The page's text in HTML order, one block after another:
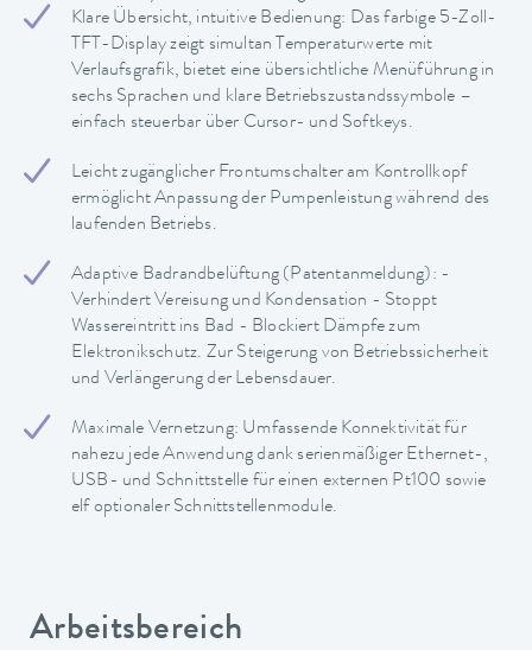
Klare Übersicht, intuitive Bedienung: Das farbige 5-Zoll-
TFT-Display zeigt simultan Temperaturwerte mit
Verlaufsgrafik, bietet eine übersichtliche Menüführung in
sechs Sprachen und klare Betriebszustandssymbole –
einfach steuerbar über Cursor- und Softkeys.
Leicht zugänglicher Frontumschalter am Kontrollkopf
ermöglicht Anpassung der Pumpenleistung während des
laufenden Betriebs.
Adaptive Badrandbelüftung (Patentanmeldung): -
Verhindert Vereisung und Kondensation - Stoppt
Wassereintritt ins Bad - Blockiert Dämpfe zum
Elektronikschutz. Zur Steigerung von Betriebssicherheit
und Verlängerung der Lebensdauer.
Maximale Vernetzung: Umfassende Konnektivität für
nahezu jede Anwendung dank serienmäßiger Ethernet-,
USB- und Schnittstelle für einen externen Pt100 sowie
elf optionaler Schnittstellenmodule.
Arbeitsbereich